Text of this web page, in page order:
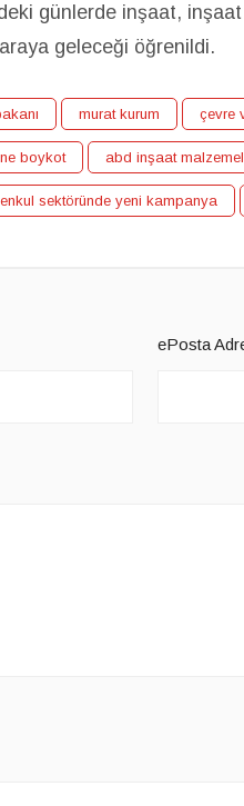
günlerde inşaat,
geleceği öğrenildi.
murat kurum çevre
boykot abd inşaat
sektöründe yeni kampanya
ePosta